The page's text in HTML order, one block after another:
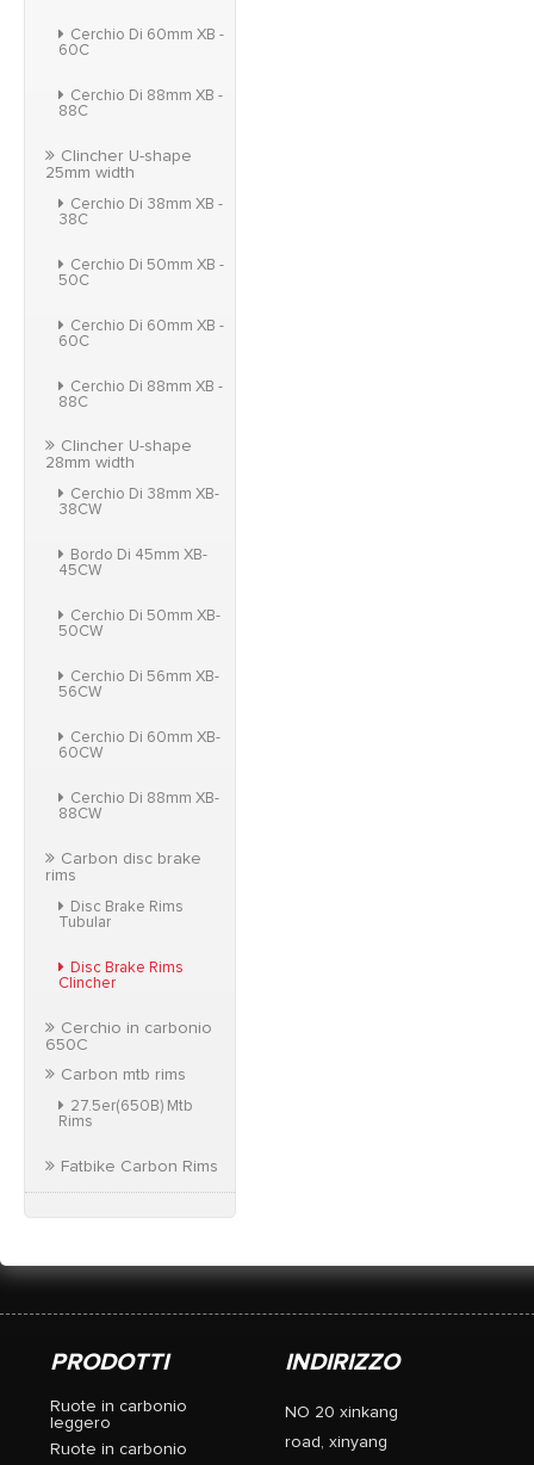
Cerchio Di 60mm XB -
60C
Cerchio Di 88mm XB -
88C
Clincher U-shape
25mm width
Cerchio Di 38mm XB -
38C
Cerchio Di 50mm XB -
50C
Cerchio Di 60mm XB -
60C
Cerchio Di 88mm XB -
88C
Clincher U-shape
28mm width
Cerchio Di 38mm XB-
38CW
Bordo Di 45mm XB-
45CW
Cerchio Di 50mm XB-
50CW
Cerchio Di 56mm XB-
56CW
Cerchio Di 60mm XB-
60CW
Cerchio Di 88mm XB-
88CW
Carbon disc brake
rims
Disc Brake Rims
Tubular
Disc Brake Rims
Clincher
Cerchio in carbonio
650C
Carbon mtb rims
27.5er(650B) Mtb
Rims
Fatbike Carbon Rims
PRODOTTI
Ruote in carbonio
leggero
Ruote in carbonio
INDIRIZZO
NO 20 xinkang
road, xinyang